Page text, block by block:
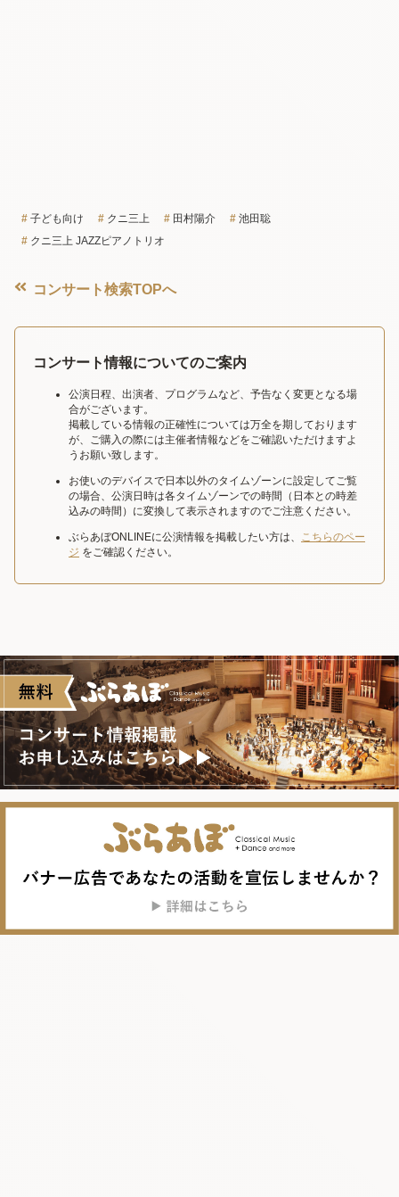
子ども向け クニ三上 田村陽介
池田聡
クニ三上 JAZZピアノトリオ
コンサート検索TOPへ
コンサート情報についてのご案内
公演日程、出演者、プログラムなど、予告なく変更となる場
合がございます。
掲載している情報の正確性については万全を期しております
が、ご購入の際には主催者情報などをご確認いただけますよ
うお願い致します。
お使いのデバイスで日本以外のタイムゾーンに設定してご覧
の場合、公演日時は各タイムゾーンでの時間（日本との時差
込みの時間）に変換して表示されますのでご注意ください。
ぶらあぼONLINEに公演情報を掲載したい方は、 こちらのペー
ジ をご確認ください。